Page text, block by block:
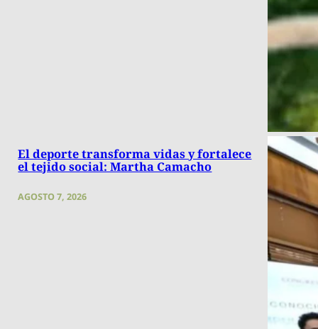
El deporte transforma vidas y fortalece
el tejido social: Martha Camacho
AGOSTO 7, 2026